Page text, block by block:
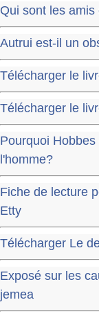
Qui sont les
Autrui est-il un
Télécharger le
Télécharger le
Pourquoi
l'homme?
Fiche de lecture
Etty
Télécharger Le
Exposé sur les
jemea